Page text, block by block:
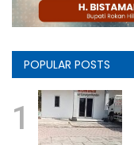
POPULAR POSTS
1